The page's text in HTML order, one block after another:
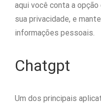
aqui você conta a
sua privacidade, e
informações pessoais.
Chatgpt
Um dos principais